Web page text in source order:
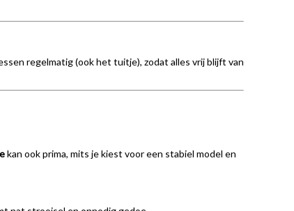
regelmatig (ook het tuitje), zodat alles vrij blijft van
kan ook prima, mits je kiest voor een stabiel model en